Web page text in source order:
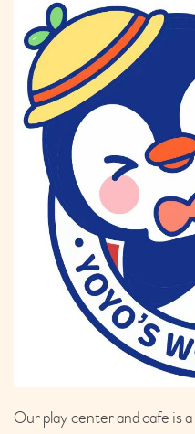
Our play center and cafe is